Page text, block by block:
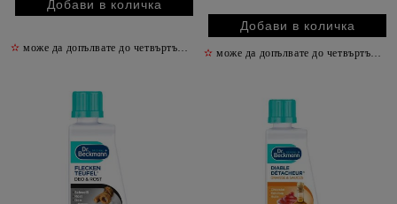
✫ може да допълвате до четвъртък включително ✫ може да допълвате до четвъртък включително